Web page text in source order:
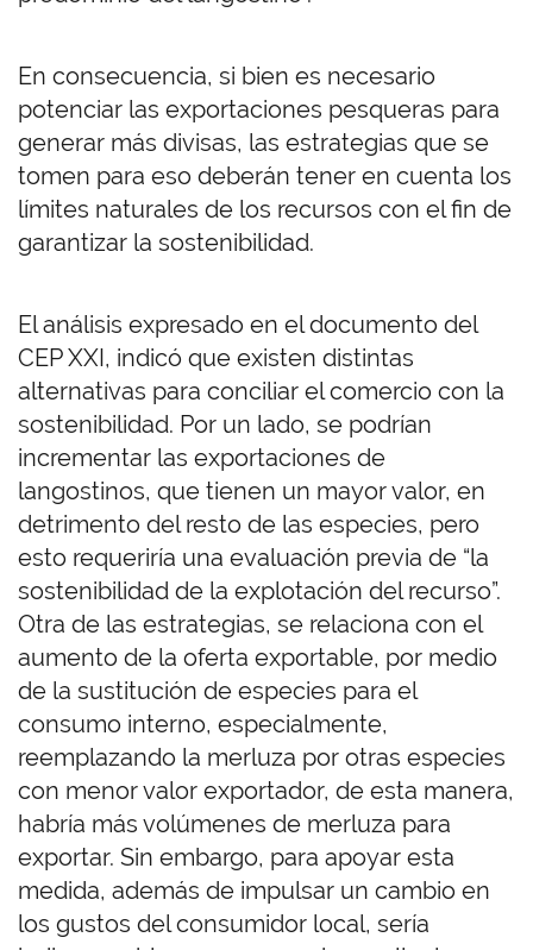
En consecuencia, si bien es necesario
potenciar las exportaciones pesqueras para
generar más divisas, las estrategias que se
tomen para eso deberán tener en cuenta los
límites naturales de los recursos con el fin de
garantizar la sostenibilidad.
El análisis expresado en el documento del
CEP XXI, indicó que existen distintas
alternativas para conciliar el comercio con la
sostenibilidad. Por un lado, se podrían
incrementar las exportaciones de
langostinos, que tienen un mayor valor, en
detrimento del resto de las especies, pero
esto requeriría una evaluación previa de “la
sostenibilidad de la explotación del recurso”.
Otra de las estrategias, se relaciona con el
aumento de la oferta exportable, por medio
de la sustitución de especies para el
consumo interno, especialmente,
reemplazando la merluza por otras especies
con menor valor exportador, de esta manera,
habría más volúmenes de merluza para
exportar. Sin embargo, para apoyar esta
medida, además de impulsar un cambio en
los gustos del consumidor local, sería